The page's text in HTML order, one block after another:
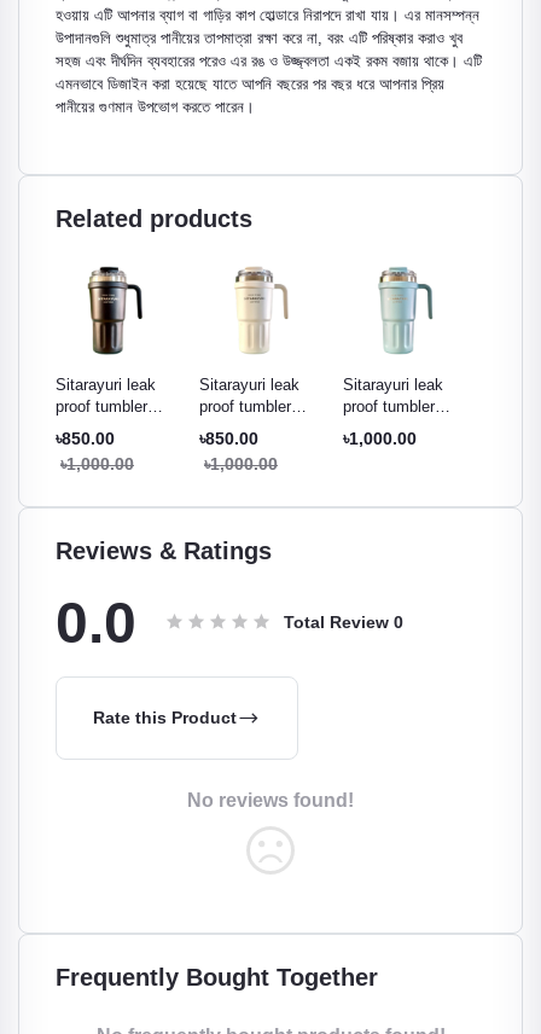
হওয়ায় এটি আপনার ব্যাগ বা গাড়ির কাপ হোল্ডারে নিরাপদে রাখা যায়। এর মানসম্পন্ন
উপাদানগুলি শুধুমাত্র পানীয়ের তাপমাত্রা রক্ষা করে না, বরং এটি পরিষ্কার করাও খুব
সহজ এবং দীর্ঘদিন ব্যবহারের পরেও এর রঙ ও উজ্জ্বলতা একই রকম বজায় থাকে। এটি
এমনভাবে ডিজাইন করা হয়েছে যাতে আপনি বছরের পর বছর ধরে আপনার প্রিয়
পানীয়ের গুণমান উপভোগ করতে পারেন।
Related products
Sitarayuri leak
proof tumbler
black - 600ml
৳850.00
৳1,000.00
Sitarayuri leak
proof tumbler
cream white -
600ml
৳850.00
৳1,000.00
Sitarayuri leak
proof tumbler
Pestal green -
600ml
৳1,000.00
Reviews & Ratings
0.0 Total Review 0
Rate this Product
No reviews found!
Frequently Bought Together